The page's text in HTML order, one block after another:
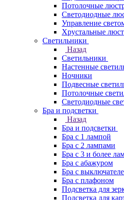
Потолочные
Светодиодные
Управление
Хрустальные
Светильники
Назад
Светильники
Настенные
Ночники
Подвесные
Потолочные
Светодиодные
Бра и подсветки
Назад
Бра и подсветки
Бра с 1 лампой
Бра с 2 лампами
Бра с 3 и более
Бра с абажуром
Бра с
Бра с плафоном
Подсветка для
Подсветка для